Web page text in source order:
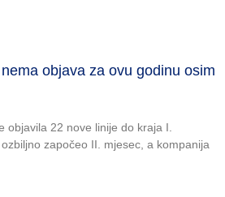
objava za ovu godinu osim
objavila 22 nove linije do kraja I.
započeo II. mjesec, a kompanija